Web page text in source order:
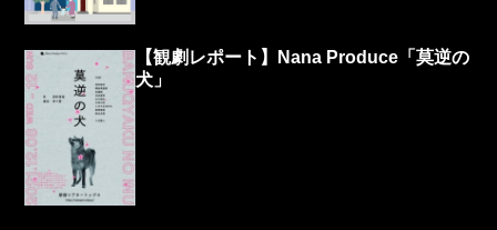
【観劇レポート】Nana Produce「莫逆の
犬」